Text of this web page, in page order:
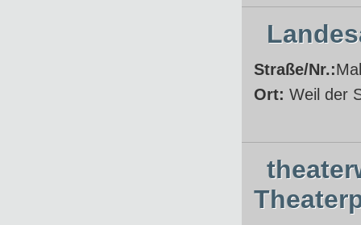
Straße/Nr.:
Ort: Weil der